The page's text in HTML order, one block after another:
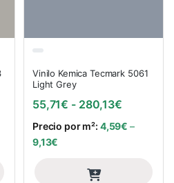
de precios: desde 55,71€
Vinilo Kemica Tecmark 5061
Light Grey
55,71€ - 280,13€Rango
Precio por m²: 4,59€ –
9,13€